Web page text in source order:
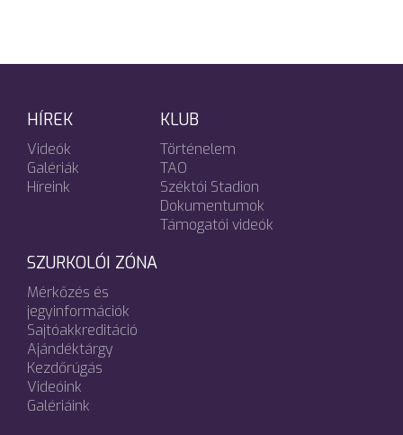
HÍREK
Videók
Galériák
Híreink
KLUB
Történelem
TAO
Széktói Stadion
Dokumentumok
Támogatói videók
SZURKOLÓI ZÓNA
Mérkőzés és
jegyinformációk
Sajtóakkreditáció
Ajándéktárgy
Kezdőrúgás
Videóink
Galériáink